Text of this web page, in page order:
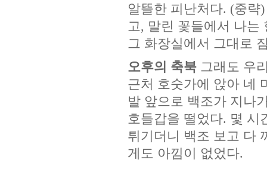
알뜰한 피난처다. (중략
고, 말린 꽃들에서 나는
그 화장실에서 그대로
오후의 축북 그래도 우
근처 호숫가에 앉아 네
발 앞으로 백조가 지나
호들갑을 떨었다. 몇 시
튀기더니 백조 보고 다
게도 아낌이 없었다.